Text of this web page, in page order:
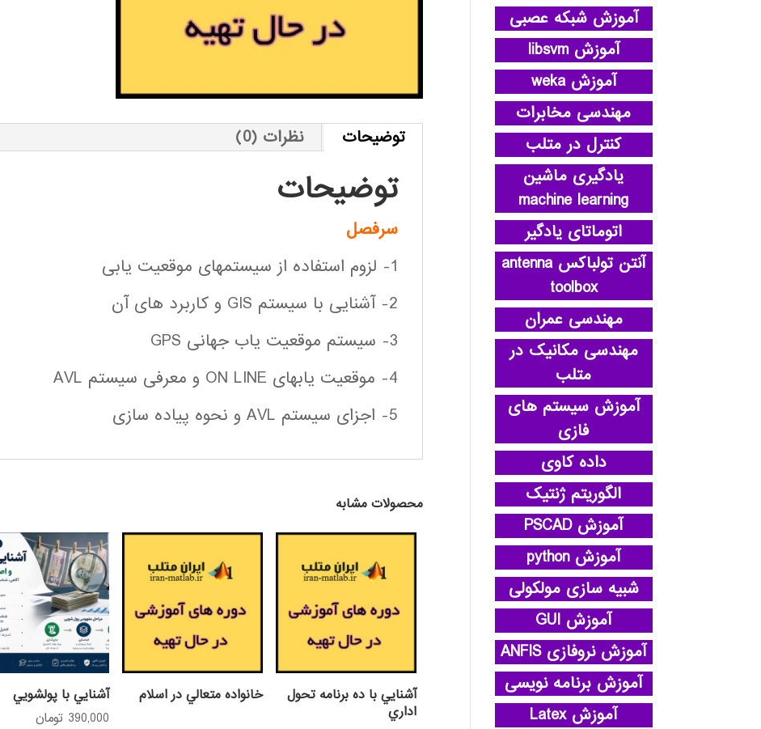
توضیحات نظرات (0)
توضیحات
سرفصل
1- لزوم استفاده از سیستمهای موقعیت یابی
2- آشنایی با سیستم GIS و کاربرد های آن
3- سیستم موقعیت یاب جهانی GPS
4- موقعیت یابهای ON LINE و معرفی سیستم AVL
5- اجزای سیستم AVL و نحوه پیاده سازی
محصولات مشابه
آشنايي با ده برنامه تحول
اداري
خانواده متعالي در اسلام
آشنايي با پولشويي
390,000 تومان
آموزش شبکه عصبی
آموزش libsvm
آموزش weka
مهندسی مخابرات
کنترل در متلب
یادگیری ماشین
machine learning
اتوماتای یادگیر
آنتن تولباکس antenna
toolbox
مهندسی عمران
مهندسی مکانیک در
متلب
آموزش سیستم های
فازی
داده کاوی
الگوریتم ژنتیک
آموزش PSCAD
آموزش python
شبیه سازی مولکولی
آموزش GUI
آموزش نروفازی ANFIS
آموزش برنامه نویسی
آموزش Latex